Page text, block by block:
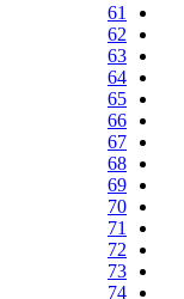
61
62
63
64
65
66
67
68
69
70
71
72
73
74